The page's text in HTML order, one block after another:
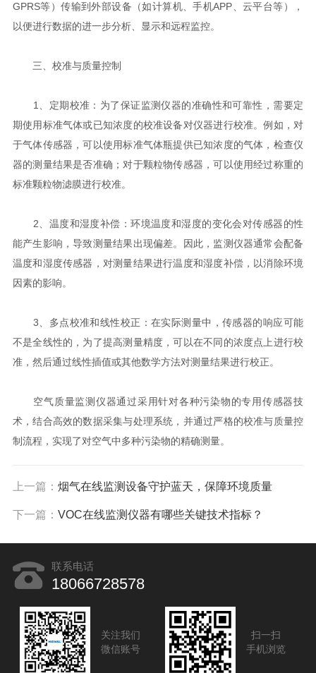
GPRS等）传输到外部设备（如计算机、手机APP、云平台等），
以便进行数据的进一步分析、显示和远程监控。
三、校准与质量控制
1、定期校准：为了保证监测仪器的准确性和可靠性，需要定
期使用标准气体或已知浓度的校准设备对仪器进行校准。例如，对
于气体传感器，可以使用标准气体瓶提供已知浓度的气体，检查仪
器的测量结果是否准确；对于颗粒物传感器，可以使用经过称重的
标准颗粒物滤膜进行校准。
2、温度和湿度补偿：环境温度和湿度的变化会对传感器的性
能产生影响，导致测量结果出现偏差。因此，监测仪器通常会配备
温度和湿度传感器，对测量结果进行温度和湿度补偿，以消除环境
因素的影响。
3、多点校准和线性校正：在实际测量中，传感器的响应可能
不是全线性的，为了提高测量精度，可以在不同的浓度点上进行校
准，然后通过线性插值或其他数学方法对测量结果进行校正。
空气质量监测仪器通过采用针对各种污染物的专用传感器技
术，结合高效的数据采集与处理系统，并通过严格的校准与质量控
制流程，实现了对空气中多种污染物的精确测量。
上一篇： 烟气在线监测设备守护蓝天，保障环境质量
下一篇： VOC在线监测仪器有哪些关键技术指标？
联系电话
18066728578
关注我们
微信账号
扫一扫
手机浏览